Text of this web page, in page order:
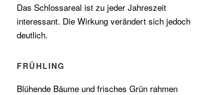
Das Schlossareal ist zu jeder Jahreszeit
interessant. Die Wirkung verändert sich jedoch
deutlich.
FRÜHLING
Blühende Bäume und frisches Grün rahmen